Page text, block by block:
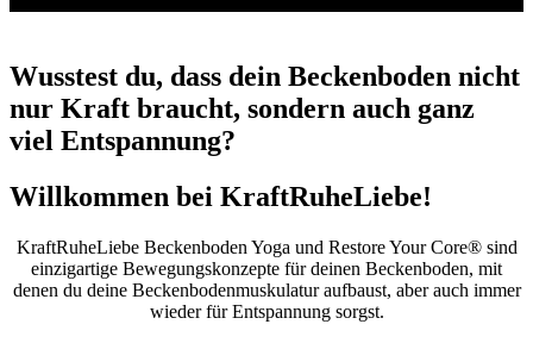
Wusstest du, dass dein Beckenboden nicht
nur Kraft braucht, sondern auch ganz
viel Entspannung?
Willkommen bei KraftRuheLiebe!
KraftRuheLiebe Beckenboden Yoga und Restore Your Core® sind
einzigartige Bewegungskonzepte für deinen Beckenboden, mit
denen du deine Beckenbodenmuskulatur aufbaust, aber auch immer
wieder für Entspannung sorgst.